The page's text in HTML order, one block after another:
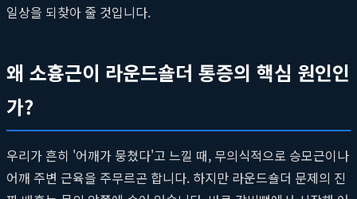
일상을 되찾아 줄 것입니다.
왜 소흉근이 라운드숄더 통증의 핵심 원인인
가?
우리가 흔히 '어깨가 뭉쳤다'고 느낄 때, 무의식적으로 승모근이나
어깨 주변 근육을 주무르곤 합니다. 하지만 라운드숄더 문제의 진